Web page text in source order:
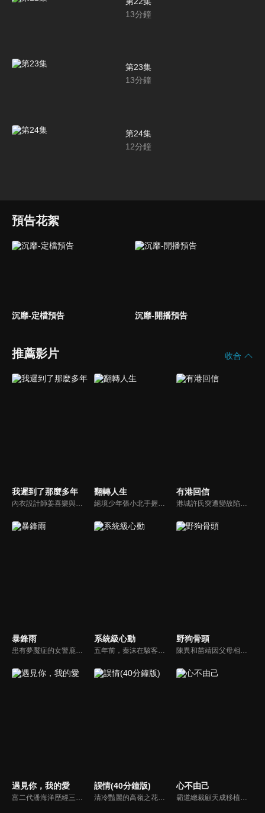
13分鐘
第23集
13分鐘
第24集
12分鐘
預告花絮
沉靡-定檔預告 沉靡-開播預告
推薦影片 收合
我遲到了那麼多年 翻轉人生 有港回信
港城許氏突遭變故陷入絕境，養女許晚信求助婚約對象沈灝，反被沈家父子要脅。緊急關頭，沈家小叔沈顧以沈氏大股東身份歸來，並與許晚信簽訂契約婚姻助其應對危機，許家爺爺在看到許晚信和沈顧後，驚覺二人酷似當年的救國情侶林書意與沈故，在他們的相互扶持中，前世未盡的緣分也被緩緩揭開的故事。
暴鋒雨 系統級心動 野狗骨頭
遇見你，我的愛
富二代潘海洋歷經三次失敗婚姻，認為金錢阻礙愛情。唯第一任妻子陸雪怡真心待他。好友伊軒勸他隱藏身份。他在酒吧對芭蕾舞演員韓夢瑤一見鍾情。便化身業務經理與她相戀。熱戀中潘海洋決定娶韓夢瑤，卻在婚前發現韓夢瑤三年前曾是自己公司員工，進而揭開伊軒與韓夢瑤為還債設局圖謀他財產的陰謀...
誤情(40分鐘版)
清冷豔麗的高嶺之花江時淺在遭受霸淩、暴力等一系列事件後，華麗蛻變逆襲歸來，用一場精心策劃強勢開啟自己的復仇之路，最終收穫內心救贖與愛情的故事。
心不由己
霸道總裁顧天成移植心臟後竟然愛上了職場對頭秘書林嘉琪，兩人逐漸在工作生活中意識到對方的心意，朝著共同的目標並肩作戰。